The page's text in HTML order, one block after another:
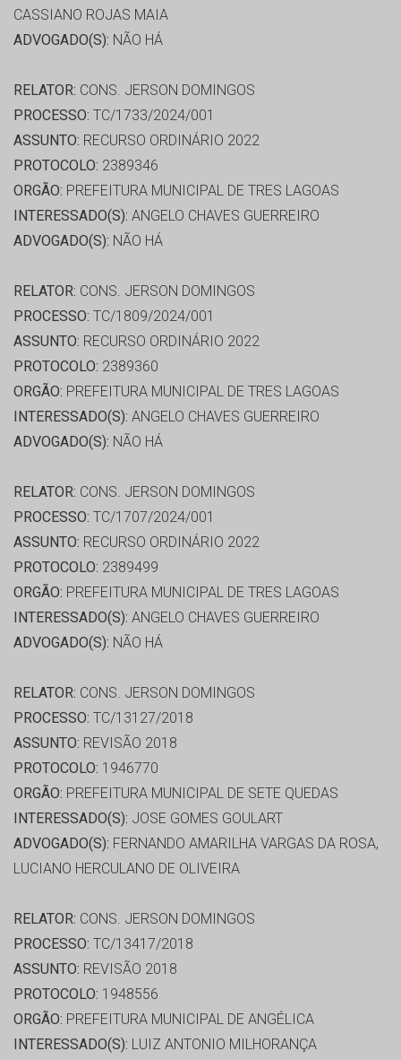
CASSIANO ROJAS MAIA
ADVOGADO(S): NÃO HÁ
RELATOR: CONS. JERSON DOMINGOS
PROCESSO: TC/1733/2024/001
ASSUNTO: RECURSO ORDINÁRIO 2022
PROTOCOLO: 2389346
ORGÃO: PREFEITURA MUNICIPAL DE TRES LAGOAS
INTERESSADO(S): ANGELO CHAVES GUERREIRO
ADVOGADO(S): NÃO HÁ
RELATOR: CONS. JERSON DOMINGOS
PROCESSO: TC/1809/2024/001
ASSUNTO: RECURSO ORDINÁRIO 2022
PROTOCOLO: 2389360
ORGÃO: PREFEITURA MUNICIPAL DE TRES LAGOAS
INTERESSADO(S): ANGELO CHAVES GUERREIRO
ADVOGADO(S): NÃO HÁ
RELATOR: CONS. JERSON DOMINGOS
PROCESSO: TC/1707/2024/001
ASSUNTO: RECURSO ORDINÁRIO 2022
PROTOCOLO: 2389499
ORGÃO: PREFEITURA MUNICIPAL DE TRES LAGOAS
INTERESSADO(S): ANGELO CHAVES GUERREIRO
ADVOGADO(S): NÃO HÁ
RELATOR: CONS. JERSON DOMINGOS
PROCESSO: TC/13127/2018
ASSUNTO: REVISÃO 2018
PROTOCOLO: 1946770
ORGÃO: PREFEITURA MUNICIPAL DE SETE QUEDAS
INTERESSADO(S): JOSE GOMES GOULART
ADVOGADO(S): FERNANDO AMARILHA VARGAS DA ROSA,
LUCIANO HERCULANO DE OLIVEIRA
RELATOR: CONS. JERSON DOMINGOS
PROCESSO: TC/13417/2018
ASSUNTO: REVISÃO 2018
PROTOCOLO: 1948556
ORGÃO: PREFEITURA MUNICIPAL DE ANGÉLICA
INTERESSADO(S): LUIZ ANTONIO MILHORANÇA